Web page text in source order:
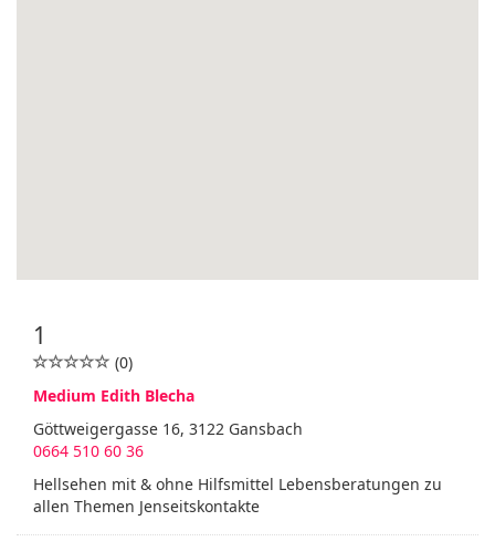
1
(0)
Medium Edith Blecha
Göttweigergasse 16, 3122 Gansbach
0664 510 60 36
Hellsehen mit & ohne Hilfsmittel Lebensberatungen zu
allen Themen Jenseitskontakte